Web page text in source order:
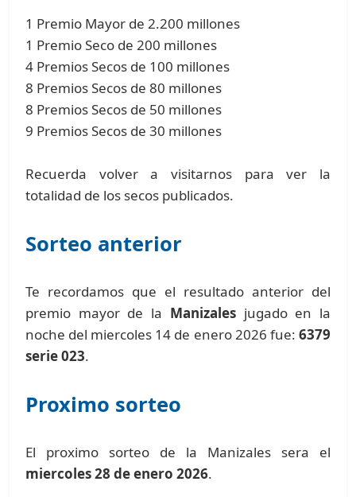
1 Premio Mayor de 2.200 millones
1 Premio Seco de 200 millones
4 Premios Secos de 100 millones
8 Premios Secos de 80 millones
8 Premios Secos de 50 millones
9 Premios Secos de 30 millones
Recuerda volver a visitarnos para ver la
totalidad de los secos publicados.
Sorteo anterior
Te recordamos que el resultado anterior del
premio mayor de la Manizalesjugado en la
noche del miercoles 14 de enero 2026 fue: 6379
serie 023.
Proximo sorteo
El proximo sorteo de la Manizales sera el
miercoles 28 de enero 2026.